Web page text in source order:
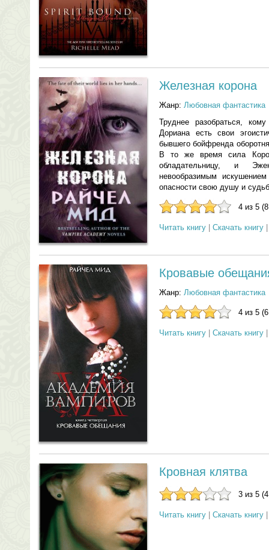
Железная корона
Жанр: Любовная фантастика
Труднее разобраться,
Дориана есть свои
бывшего бойфренда
В то же время сила
обладательницу, и
невообразимым
опасности свою душу и
4 из 5
Читать книгу Скачать книгу
Кровавые
Жанр: Любовная фантастика
4 из 5
Читать книгу Скачать книгу
Кровная клятва
3 из 5
Читать книгу Скачать книгу